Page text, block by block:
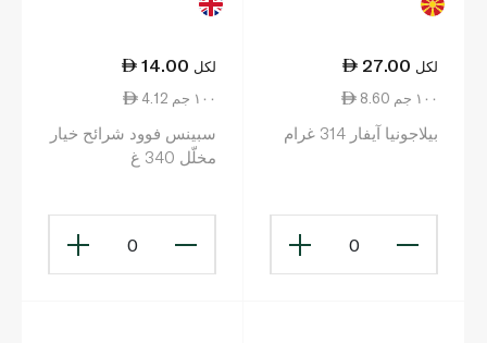
27.00 لكل
8.60 ١٠٠ جم
بيلاجونيا آيفار 314 غرام
0
14.00 لكل
4.12 ١٠٠ جم
سبينس فوود شرائح خيار
مخلّل 340 غ
0